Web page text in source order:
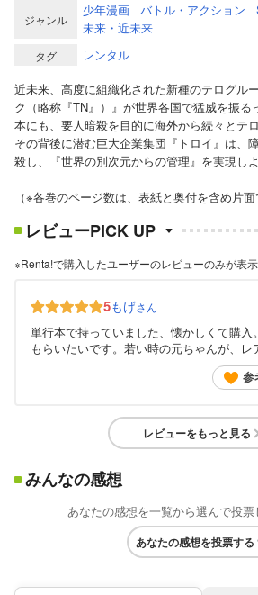
ジャンル
少年漫画 バトル・アクション
未来・近未来
タグ
レンタル
近未来、高度に組織化された新種のテログル
ク（略称『TN』）』が世界各国で猛威を振る
本にも、要人暗殺を目的に海外から続々とテ
その背後に潜む巨大企業集団『トロイ』は、
殺し、『世界の別次元からの管理』を実現し
（※各巻のページ数は、表紙と奥付を含め片面
レビューPICK UP
※Renta!で購入したユーザーのレビューのみが表
5もげさん
単行本で持っていました、懐かしくて購入
もらいたいです。若い時の元ちゃんが、レ
参
レビューをもっと見る
みんなの感想
あなたの感想を一覧から選んで投票
あなたの感想を投票する